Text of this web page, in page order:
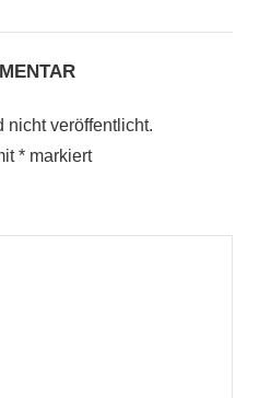
nicht veröffentlicht.
* markiert